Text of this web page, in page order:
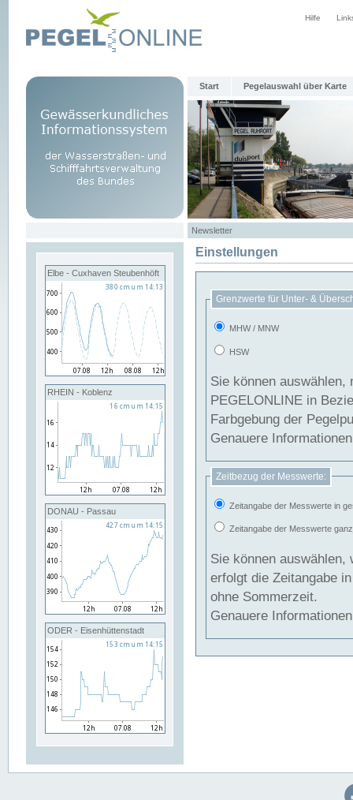
Hilfe
Start Pegelauswahl über Karte
Newsletter
Elbe - Cuxhaven Steubenhöft
RHEIN - Koblenz
DONAU - Passau
ODER - Eisenhüttenstadt
Einstellungen
Grenzwerte für Unter- &
MHW / MNW
HSW
Sie können
PEGELONLINE in Beziehung
Farbgebung der
Genauere
Zeitbezug der Messwerte:
Zeitangabe der Messwerte in
Zeitangabe der Messwerte
Sie können auswählen,
erfolgt die Zeitangabe
ohne Sommerzeit.
Genauere